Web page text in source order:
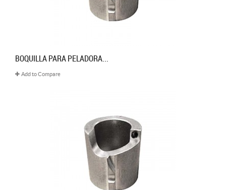
BOQUILLA PARA PELADORA...
Add to Compare